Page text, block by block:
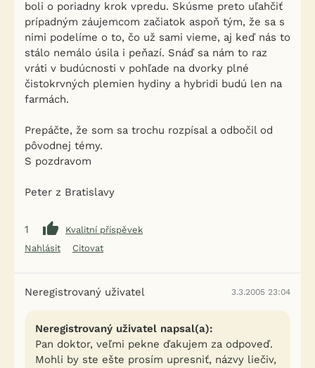
boli o poriadny krok vpredu. Skúsme preto uľahčiť
prípadným záujemcom začiatok aspoň tým, že sa s
nimi podelíme o to, čo už sami vieme, aj keď nás to
stálo nemálo úsila i peňazí. Snáď sa nám to raz
vráti v budúcnosti v pohľade na dvorky plné
čistokrvných plemien hydiny a hybridi budú len na
farmách.
Prepáčte, že som sa trochu rozpísal a odbočil od
pôvodnej témy.
S pozdravom
Peter z Bratislavy
1
Kvalitní příspěvek
Nahlásit
Citovat
Neregistrovaný uživatel 3.3.2005 23:04
Neregistrovaný uživatel napsal(a):
Pan doktor, veľmi pekne ďakujem za odpoveď.
Mohli by ste ešte prosím upresniť, názvy liečiv,